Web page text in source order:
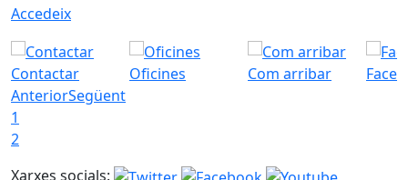
Accedeix
Contactar Oficines Com arribar
AnteriorSegüent
1
2
Xarxes socials: